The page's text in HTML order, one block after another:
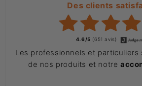
Des clients
4.6/5 (651 avis)
Les professionnels et particuliers
de nos produits et notre